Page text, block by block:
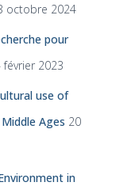
octobre 2024
pour
février 2023
use of
Ages 20
in